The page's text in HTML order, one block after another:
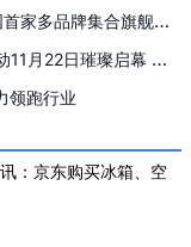
家多品牌集合旗舰店
11月22日璀璨启幕 共
领跑行业
：京东购买冰箱、空